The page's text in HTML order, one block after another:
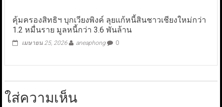
คุ้มครองสิทธิฯ บุกเวียงพิงค์ ลุยแก้หนี้สินชาวเชียงใหม่กว่า
1.2 หมื่นราย มูลหนี้กว่า 3.6 พันล้าน
เมษายน 25, 2026 aneaphong 0
ใส่ความเห็น